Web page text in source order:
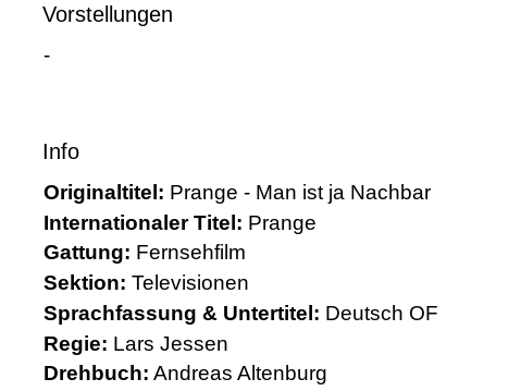
Vorstellungen
-
Info
Originaltitel: Prange - Man ist ja Nachbar
Internationaler Titel: Prange
Gattung: Fernsehfilm
Sektion: Televisionen
Sprachfassung & Untertitel: Deutsch OF
Regie: Lars Jessen
Drehbuch: Andreas Altenburg